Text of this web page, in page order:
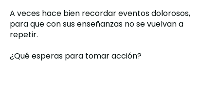
A veces hace bien recordar eventos dolorosos,
para que con sus enseñanzas no se vuelvan a
repetir.
¿Qué esperas para tomar acción?